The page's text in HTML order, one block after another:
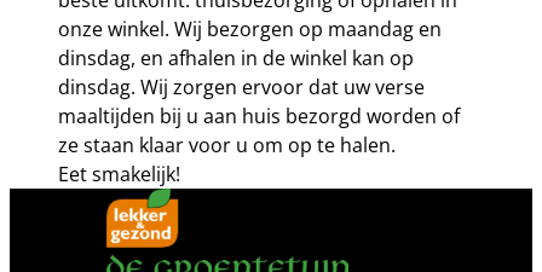
onze winkel. Wij bezorgen op maandag en
dinsdag, en afhalen in de winkel kan op
dinsdag. Wij zorgen ervoor dat uw verse
maaltijden bij u aan huis bezorgd worden of
ze staan klaar voor u om op te halen.
Eet smakelijk!